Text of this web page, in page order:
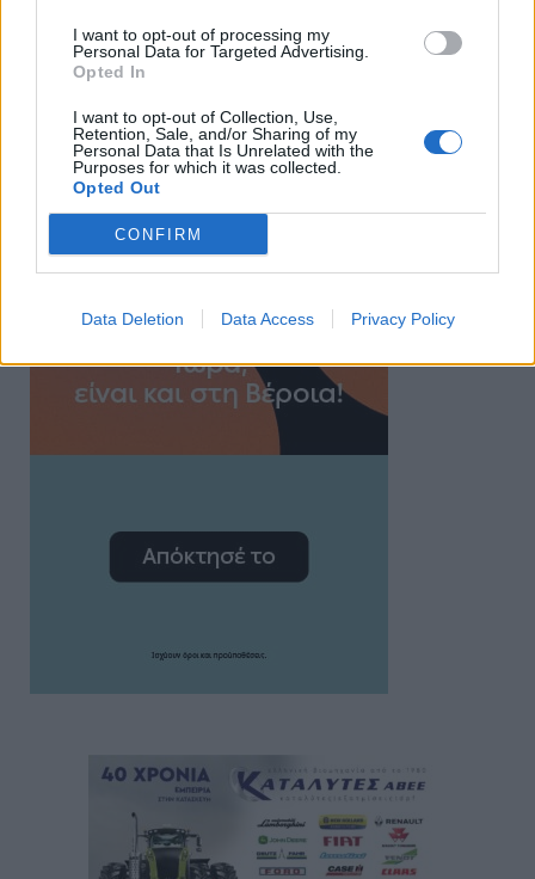
I want to opt-out of processing my
Personal Data for Targeted Advertising.
Opted In
I want to opt-out of Collection, Use,
Retention, Sale, and/or Sharing of my
Personal Data that Is Unrelated with the
Purposes for which it was collected.
Opted Out
CONFIRM
Data Deletion Data Access Privacy Policy